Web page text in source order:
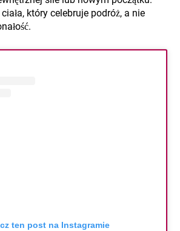
który celebruje podróż, a nie
ten post na Instagramie